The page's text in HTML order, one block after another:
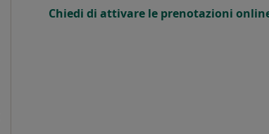
Chiedi di attivare le prenotazioni